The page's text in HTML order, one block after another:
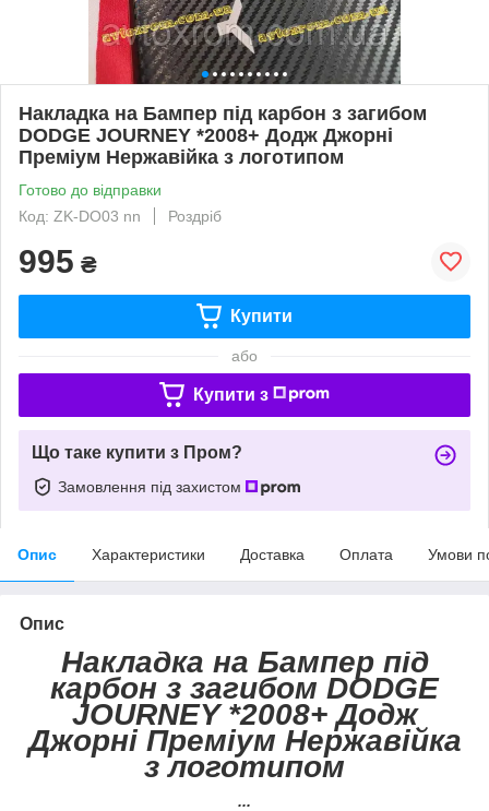
Накладка на Бампер під карбон з загибом
DODGE JOURNEY *2008+ Додж Джорні
Преміум Нержавійка з логотипом
Готово до відправки
Код: ZK-DO03 nn
Роздріб
995 ₴
Купити
або
Купити з
Що таке купити з Пром?
Замовлення під захистом
Опис Характеристики Доставка Оплата Умови
Опис
Накладка на Бампер під
карбон з загибом DODGE
JOURNEY *2008+ Додж
Джорні Преміум Нержавійка
з логотипом
...